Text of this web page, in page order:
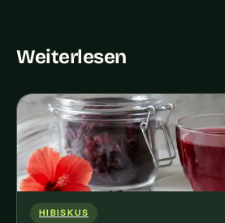
Weiterlesen
HIBISKUS